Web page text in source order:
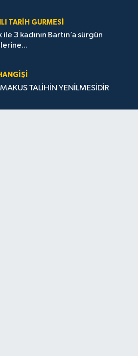
TARIH GURMESI
3 kadının Bartın’a sürgün
TALİHİN YENİLMESİDİR